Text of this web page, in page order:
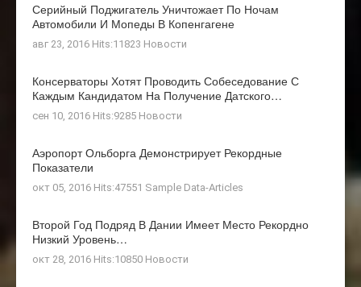
Серийный Поджигатель Уничтожает По Ночам
Автомобили И Мопеды В Копенгагене
авг 23, 2016 Hits:11823 Новости
Консерваторы Хотят Проводить Собеседование С
Каждым Кандидатом На Получение Датского…
сен 10, 2016 Hits:9285 Новости
Аэропорт Ольборга Демонстрирует Рекордные
Показатели
окт 05, 2016 Hits:47551 Sample Data-Articles
Второй Год Подряд В Дании Имеет Место Рекордно
Низкий Уровень…
окт 28, 2016 Hits:10850 Новости